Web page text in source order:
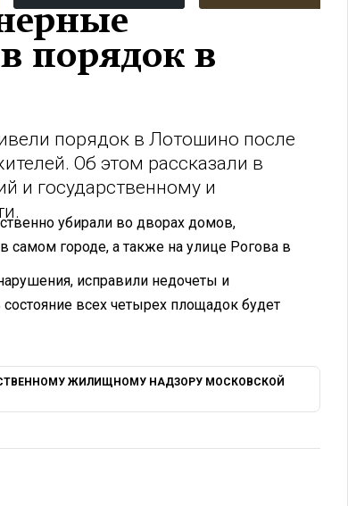
порядок в
порядок в Лотошино после
Об этом рассказали в
и государственному и
убирали во дворах домов,
самом городе, а также на улице Рогова в
исправили недочеты и
всех четырех площадок будет
ЖИЛИЩНОМУ НАДЗОРУ МОСКОВСКОЙ